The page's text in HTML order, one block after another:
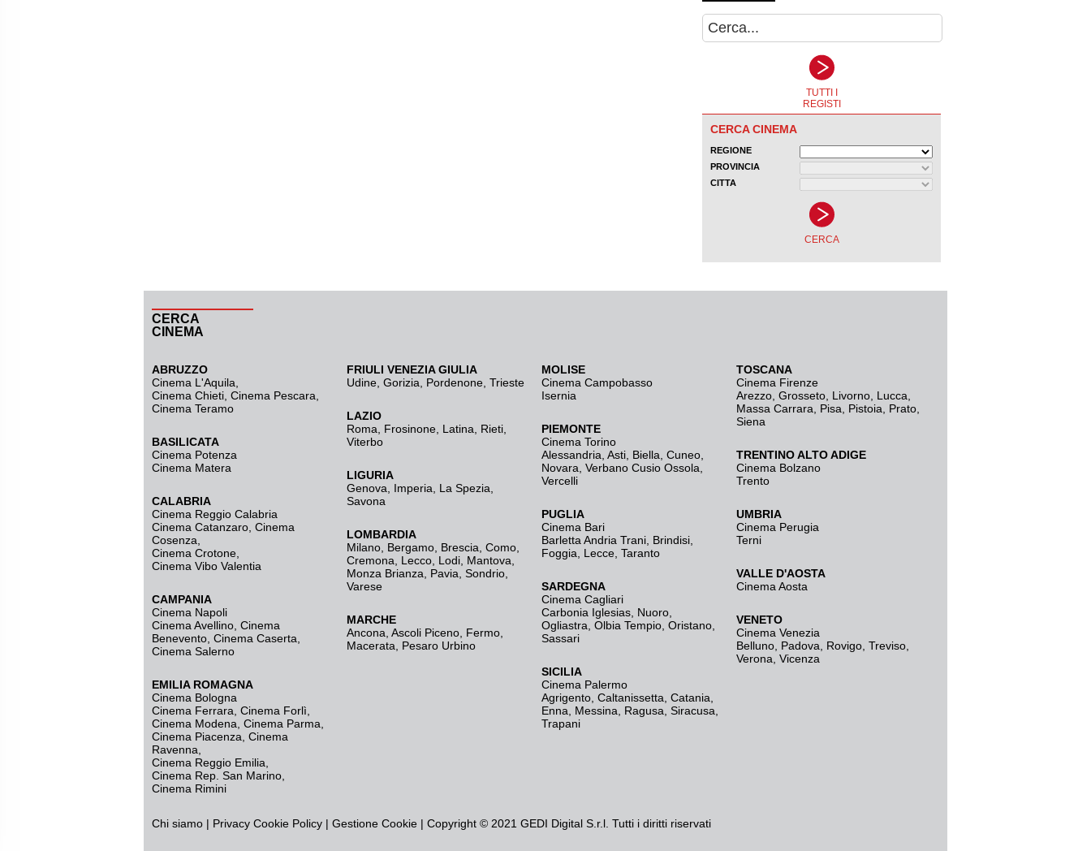
CERCA
CINEMA
ABRUZZO
Cinema L'Aquila
Cinema Chieti, Cinema Pescara,
Cinema Teramo
BASILICATA
Cinema Potenza
Cinema Matera
CALABRIA
Cinema Reggio Calabria
Cinema Catanzaro Cinema
Cosenza
Cinema Crotone
Cinema Vibo Valentia
CAMPANIA
Cinema Napoli
Cinema Avellino Cinema
Benevento Cinema Caserta
Cinema Salerno
EMILIA ROMAGNA
Cinema Bologna
Cinema Ferrara Cinema Forlì
Cinema Modena Cinema Parma
Cinema Piacenza Cinema
Ravenna
Cinema Reggio Emilia
Cinema Rep. San Marino
Cinema Rimini
FRIULI VENEZIA GIULIA
Udine Gorizia Pordenone Trieste
LAZIO
Roma
Frosinone Latina Rieti
Viterbo
LIGURIA
Genova
Imperia La Spezia
Savona
LOMBARDIA
Milano Bergamo Brescia, Como
Cremona
Lecco Lodi Mantova
Monza Brianza
Pavia Sondrio
Varese
MARCHE
Ancona Ascoli Piceno Fermo
Macerata
Pesaro Urbino
MOLISE
Cinema Campobasso
Isernia
PIEMONTE
Cinema Torino
Alessandria Asti Biella Cuneo
Novara Verbano Cusio Ossola
Vercelli
PUGLIA
Cinema Bari
Barletta Andria Trani Brindisi
Foggia
Lecce Taranto
SARDEGNA
Cinema Cagliari
Carbonia Iglesias Nuoro
Ogliastra Olbia Tempio Oristano
Sassari
SICILIA
Cinema Palermo
Agrigento Caltanissetta Catania
Enna
Messina Ragusa Siracusa
Trapani
TOSCANA
Cinema Firenze
Arezzo Grosseto Livorno Lucca
Massa Carrara
Pisa Pistoia Prato
Siena
TRENTINO ALTO ADIGE
Cinema Bolzano
Trento
UMBRIA
Cinema Perugia
Terni
VALLE D'AOSTA
Cinema Aosta
VENETO
Cinema Venezia
Belluno Padova Rovigo Treviso
Verona Vicenza
Chi siamo | Privacy Cookie Policy | Gestione Cookie | Copyright © 2021 GEDI Digital S.r.l. Tutti i diritti riservati